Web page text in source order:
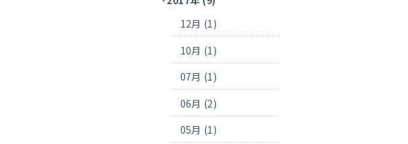
12月 (1)
10月 (1)
07月 (1)
06月 (2)
05月 (1)